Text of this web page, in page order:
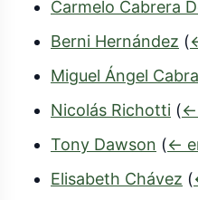
Carmelo Cabrera
Berni Hernández (
Miguel Ángel
Nicolás Richotti (←
Tony Dawson (←
Elisabeth Chávez (